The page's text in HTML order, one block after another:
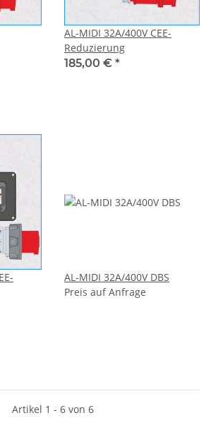
AL-MIDI 32A/400V CEE-
Reduzierung
185,00 € *
AL-MIDI 32A/400V DBS
Preis auf Anfrage
Artikel 1 - 6 von 6